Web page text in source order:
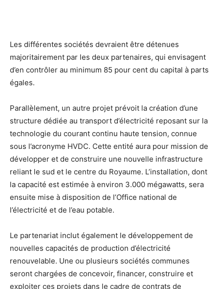
Les différentes sociétés devraient être détenues
majoritairement par les deux partenaires, qui envisagent
d’en contrôler au minimum 85 pour cent du capital à parts
égales.
Parallèlement, un autre projet prévoit la création d’une
structure dédiée au transport d’électricité reposant sur la
technologie du courant continu haute tension, connue
sous l’acronyme HVDC. Cette entité aura pour mission de
développer et de construire une nouvelle infrastructure
reliant le sud et le centre du Royaume. L’installation, dont
la capacité est estimée à environ 3.000 mégawatts, sera
ensuite mise à disposition de l’Office national de
l’électricité et de l’eau potable.
Le partenariat inclut également le développement de
nouvelles capacités de production d’électricité
renouvelable. Une ou plusieurs sociétés communes
seront chargées de concevoir, financer, construire et
exploiter ces projets dans le cadre de contrats de